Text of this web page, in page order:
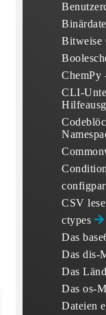
Bitweise
ChemPy
CLI-
CSV
ctypes
Das
Das dis-
Das
Das os-
Dateien